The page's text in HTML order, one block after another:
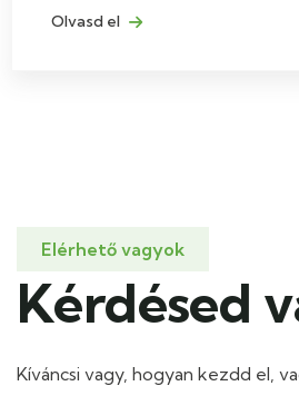
Olvasd el
Elérhető vagyok
Kérdésed
Kíváncsi vagy, hogyan kezdd el,